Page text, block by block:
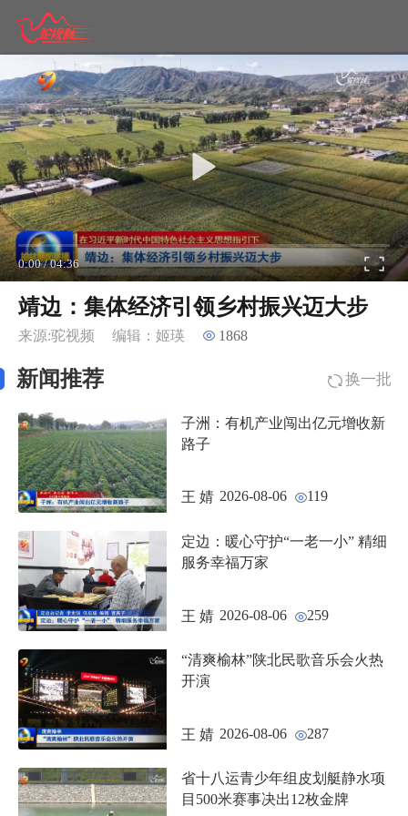
0:00/04:36
靖边：集体经济引领乡村振兴迈大步
来源:驼视频 编辑：姬瑛 1868
新闻推荐 换一批
子洲：有机产业闯出亿元增收新
路子
王 婧 2026-08-06 119
定边：暖心守护“一老一小” 精细
服务幸福万家
王 婧 2026-08-06 259
“清爽榆林”陕北民歌音乐会火热
开演
王 婧 2026-08-06 287
省十八运青少年组皮划艇静水项
目500米赛事决出12枚金牌